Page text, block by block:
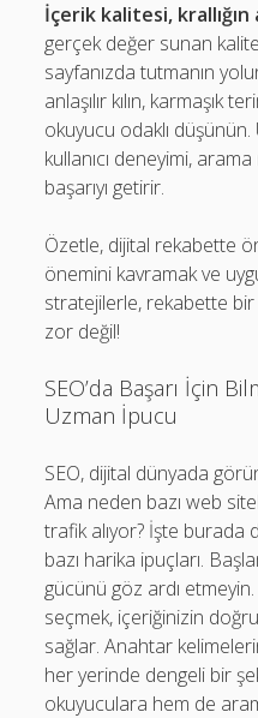
İçerik kalitesi, krallığın
gerçek değer sunan
sayfanızda tutmanın
anlaşılır kılın, karmaşık
okuyucu odaklı
kullanıcı deneyimi,
başarıyı getirir.
Özetle, dijital rekabette
önemini kavramak ve
stratejilerle, rekabette
zor değil!
SEO’da Başarı İçin
Uzman İpucu
SEO, dijital dünyada
Ama neden bazı web
trafik alıyor? İşte burada
bazı harika ipuçları.
gücünü göz ardı
seçmek, içeriğinizin
sağlar. Anahtar
her yerinde dengeli bir
okuyuculara hem de